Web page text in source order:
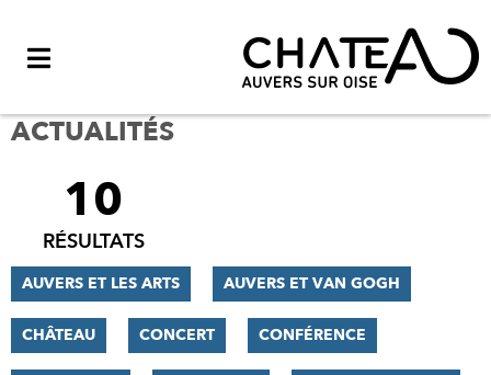
ACTUALITÉS
FILTRER
RÉSULTATS
10
RÉSULTATS
AUVERS ET LES ARTS AUVERS ET VAN GOGH
CHÂTEAU CONCERT CONFÉRENCE